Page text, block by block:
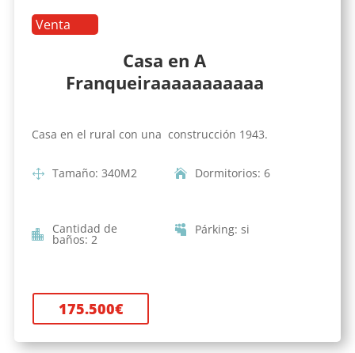
Venta
Casa en A
Franqueiraaaaaaaaaaa
Casa en el rural con una construcción 1943.
Tamaño: 340M2 Dormitorios: 6
Cantidad de
baños: 2
Párking: si
175.500€